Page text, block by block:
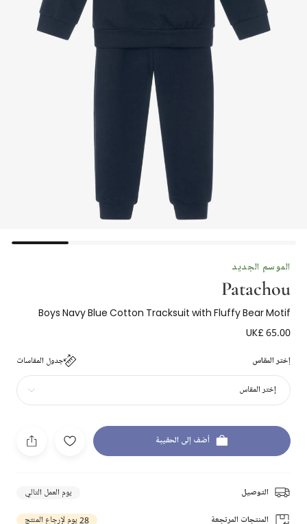
الموسم الجديد
Patachou
Boys Navy Blue Cotton Tracksuit with Fluffy Bear Motif
UK£ 65.00
إختر المقاس جدول المقاسات
إختر المقاس
أضف إلى الحقيبة
التوصيل يوم العمل التالي
المنتجات المرتجعة 28 يوم لإرجاع المنتج